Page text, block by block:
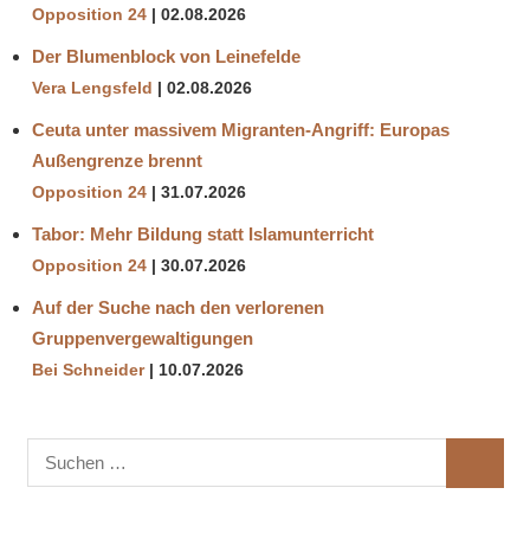
Opposition 24 02.08.2026
Der Blumenblock von Leinefelde
Vera Lengsfeld 02.08.2026
Ceuta unter massivem Migranten-Angriff: Europas
Außengrenze brennt
Opposition 24 31.07.2026
Tabor: Mehr Bildung statt Islamunterricht
Opposition 24 30.07.2026
Auf der Suche nach den verlorenen
Gruppenvergewaltigungen
Bei Schneider 10.07.2026
Suchen
nach: